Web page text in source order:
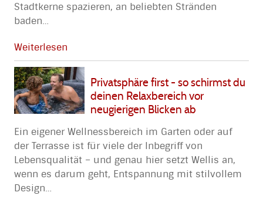
Stadtkerne spazieren, an beliebten Stränden
baden…
Weiterlesen
Privatsphäre first - so schirmst du
deinen Relaxbereich vor
neugierigen Blicken ab
Ein eigener Wellnessbereich im Garten oder auf
der Terrasse ist für viele der Inbegriff von
Lebensqualität – und genau hier setzt Wellis an,
wenn es darum geht, Entspannung mit stilvollem
Design…